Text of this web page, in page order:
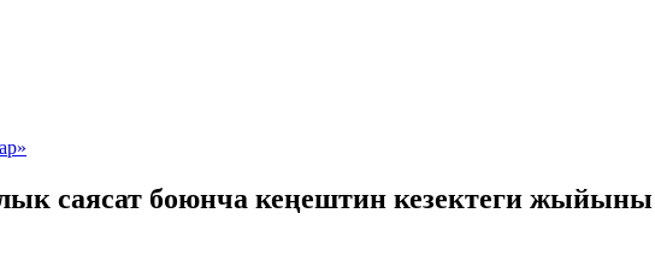
саясат боюнча кеңештин кезектеги жыйыны